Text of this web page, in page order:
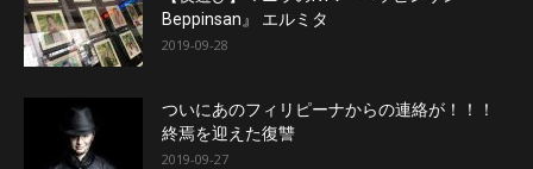
Beppinsan』 エルミタ
2019-09-28
ついにあのフィリピーナからの連絡が！！！
終焉を迎えた復讐
2019-09-27